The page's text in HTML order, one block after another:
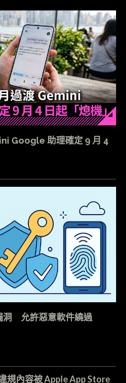
Google 助理確定 9 月 4
洞 允許惡意軟件繞過
規內容被 Apple App Store